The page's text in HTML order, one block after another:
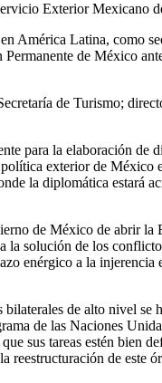
Exterior Mexicano
América Latina, como
de México
de Turismo;
para la elaboración de
exterior de México
la diplomática estará
de México de abrir la
solución de los
enérgico a la injerencia
de alto nivel se
de las Naciones
sus tareas estén bien
de este